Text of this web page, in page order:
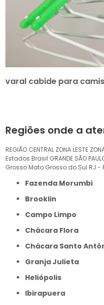
varal cabide para
Regiões onde a
REGIÃO CENTRAL ZONA LESTE
Estados Brasil GRANDE SÃO
Grosso Mato Grosso do Sul RJ -
Fazenda Morumbi
Brooklin
Campo Limpo
Chácara Flora
Chácara Santo
Granja Julieta
Heliópolis
Ibirapuera